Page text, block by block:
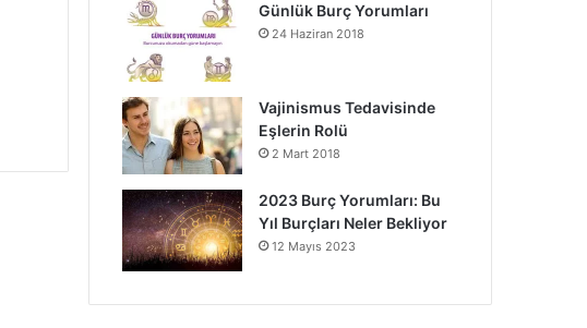
Günlük Burç Yorumları
24 Haziran 2018
Vajinismus Tedavisinde
Eşlerin Rolü
2 Mart 2018
2023 Burç Yorumları: Bu
Yıl Burçları Neler Bekliyor
12 Mayıs 2023